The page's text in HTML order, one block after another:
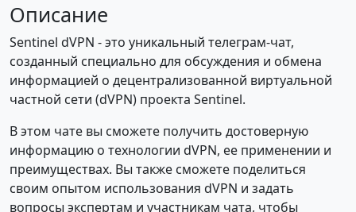
Описание
Sentinel dVPN - это уникальный телеграм-чат,
созданный специально для обсуждения и обмена
информацией о децентрализованной виртуальной
частной сети (dVPN) проекта Sentinel.
В этом чате вы сможете получить достоверную
информацию о технологии dVPN, ее применении и
преимуществах. Вы также сможете поделиться
своим опытом использования dVPN и задать
вопросы экспертам и участникам чата, чтобы